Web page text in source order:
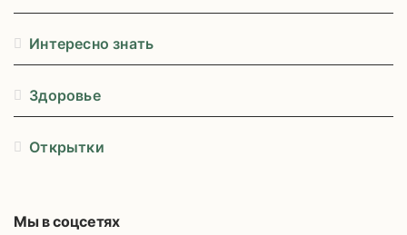
Интересно знать
Здоровье
Открытки
Мы в соцсетях